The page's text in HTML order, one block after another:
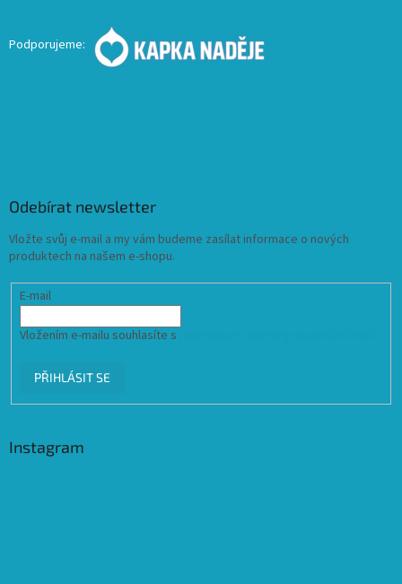
Podporujeme:
Odebírat newsletter
Vložte svůj e-mail a my vám budeme zasílat informace o nových
produktech na našem e-shopu.
E-mail
Vložením e-mailu souhlasíte s
PŘIHLÁSIT SE
Instagram